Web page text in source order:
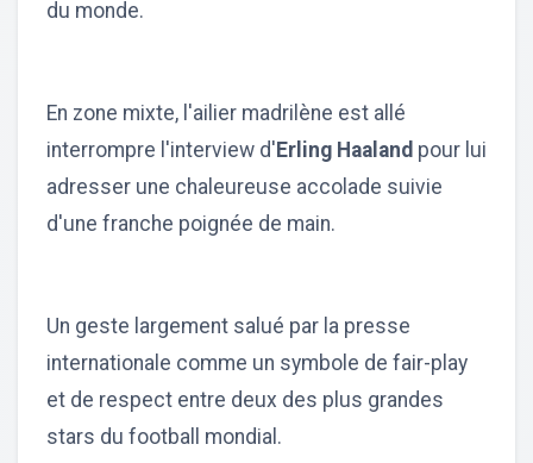
du monde.
En zone mixte, l'ailier madrilène est allé
interrompre l'interview d' Erling Haaland pour lui
adresser une chaleureuse accolade suivie
d'une franche poignée de main.
Un geste largement salué par la presse
internationale comme un symbole de fair-play
et de respect entre deux des plus grandes
stars du football mondial.